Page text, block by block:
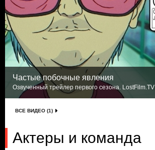
Частые побочные явления
Озвученный трейлер первого сезона. LostFilm.TV
ВСЕ ВИДЕО (1)
Актеры и команда